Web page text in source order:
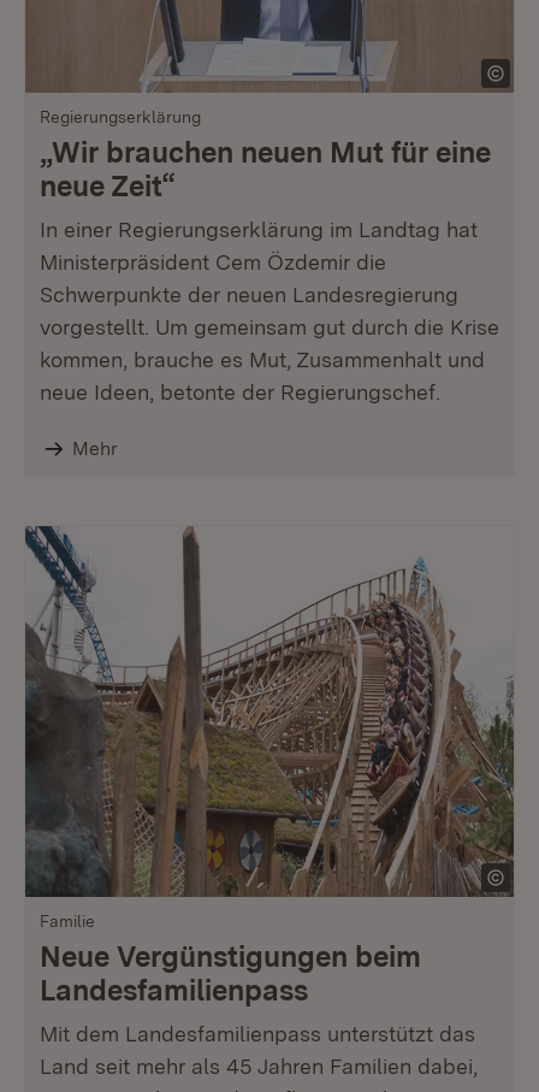
Regierungserklärung
„Wir brauchen neuen Mut für eine
neue Zeit“
In einer Regierungserklärung im Landtag hat
Ministerpräsident Cem Özdemir die
Schwerpunkte der neuen Landesregierung
vorgestellt. Um gemeinsam gut durch die Krise
kommen, brauche es Mut, Zusammenhalt und
neue Ideen, betonte der Regierungschef.
Mehr
Familie
Neue Vergünstigungen beim
Landesfamilienpass
Mit dem Landesfamilienpass unterstützt das
Land seit mehr als 45 Jahren Familien dabei,